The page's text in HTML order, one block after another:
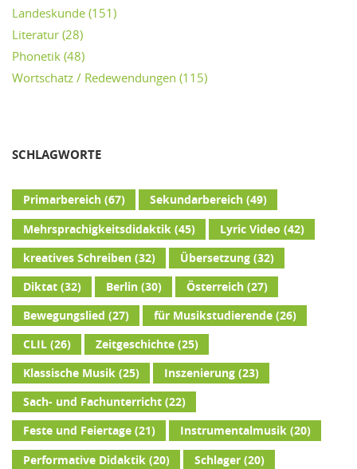
Landeskunde (151)
Literatur (28)
Phonetik (48)
Wortschatz / Redewendungen (115)
SCHLAGWORTE
Primarbereich(67) Sekundarbereich(49)
Mehrsprachigkeitsdidaktik(45) Lyric Video (42)
kreatives Schreiben(32) Übersetzung(32)
Diktat(32) Berlin(30) Österreich(27)
Bewegungslied (27) für Musikstudierende(26)
CLIL(26) Zeitgeschichte(25)
Klassische Musik(25) Inszenierung(23)
Sach- und Fachunterricht(22)
Feste und Feiertage(21) Instrumentalmusik(20)
Performative Didaktik(20) Schlager(20)